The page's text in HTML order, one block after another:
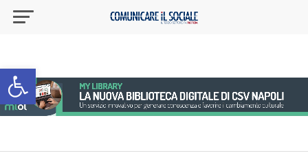
Apri la barra degli strumenti